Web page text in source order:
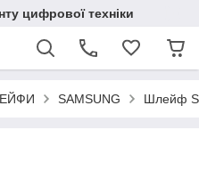
цифрової техніки
SAMSUNG Шлейф